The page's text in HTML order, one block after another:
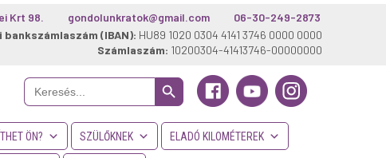
06-30-249-2873
gondolunkratok@gmail.com
Krt 98.
bankszámlaszám (IBAN): HU89 1020 0304 4141 3746 0000 0000
Számlaszám: 10200304-41413746-00000000
Search
for:
Search Button
ÖN? SZÜLŐKNEK ELADÓ KILOMÉTEREK